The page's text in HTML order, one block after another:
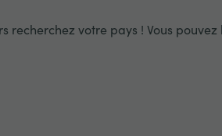
votre pays ! Vous